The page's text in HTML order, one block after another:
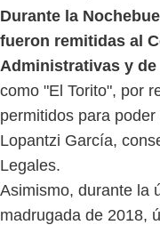
Durante la
fueron remitidas al
Administrativas y
como "El Torito", por
permitidos para
Lopantzi García,
Legales.
Asimismo, durante la
madrugada de 2018,